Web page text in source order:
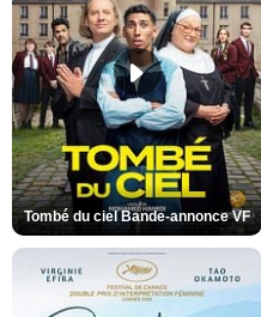
Tombé du ciel Bande-annonce VF